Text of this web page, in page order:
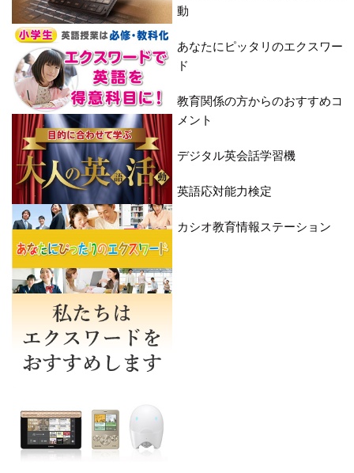
動
あなたにピッタリのエクスワー
ド
教育関係の方からのおすすめコ
メント
デジタル英会話学習機
英語応対能力検定
カシオ教育情報ステーション